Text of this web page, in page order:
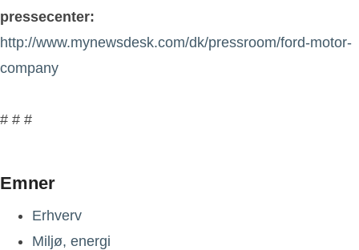
pressecenter:
http://www.mynewsdesk.com/dk/pressroom/ford-motor-
company
# # #
Emner
Erhverv
Miljø, energi